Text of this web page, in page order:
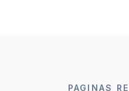
PAGINAS